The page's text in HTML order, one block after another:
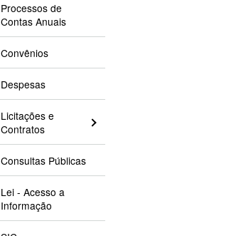
Processos de
Contas Anuais
Convênios
Despesas
Licitações e
Contratos
Consultas Públicas
Lei - Acesso a
Informação